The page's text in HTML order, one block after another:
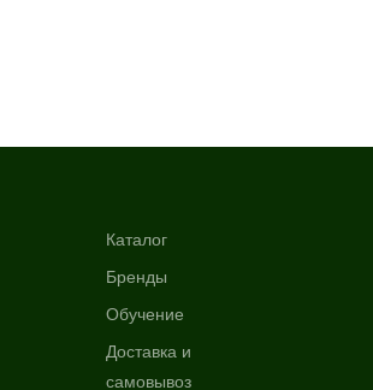
Каталог
Бренды
Обучение
Доставка и
самовывоз